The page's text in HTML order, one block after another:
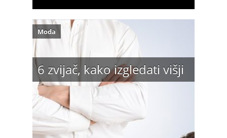
6 zvijač, kako izgledati višji
Moda